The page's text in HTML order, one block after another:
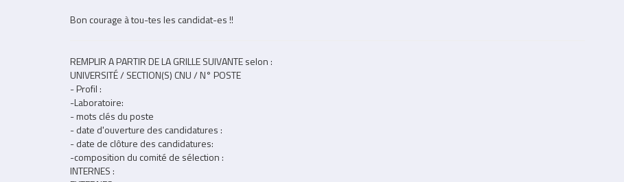
Bon courage à tou-tes les candidat-es !!
REMPLIR A PARTIR DE LA GRILLE SUIVANTE selon :
UNIVERSITÉ / SECTION(S) CNU / N° POSTE
- Profil :
-Laboratoire:
- mots clés du poste
- date d'ouverture des candidatures :
- date de clôture des candidatures:
-composition du comité de sélection :
INTERNES :